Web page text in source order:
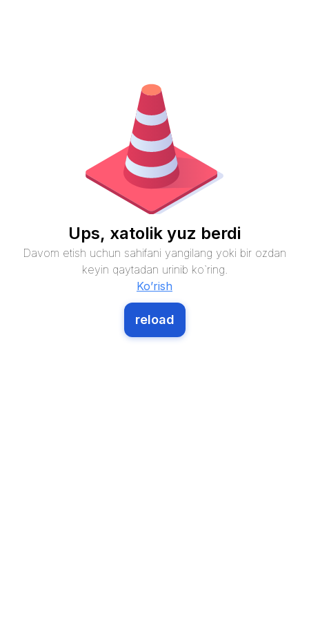
Ups, xatolik yuz berdi
Davom etish uchun sahifani yangilang yoki bir ozdan
keyin qaytadan urinib ko`ring.
Ko’rish
reload